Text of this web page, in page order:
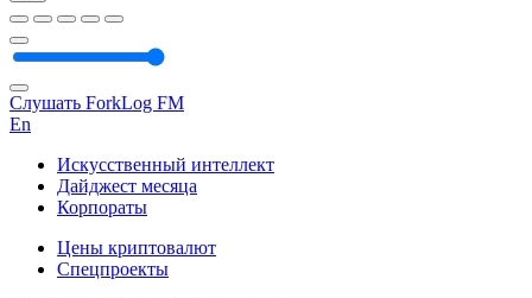
Слушать ForkLog FM
En
Искусственный интеллект
Дайджест месяца
Корпораты
Цены криптовалют
Спецпроекты